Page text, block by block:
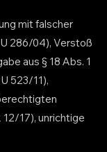
mit falscher
286/04), Verstoß
aus § 18 Abs. 1
523/11),
12/17), unrichtige